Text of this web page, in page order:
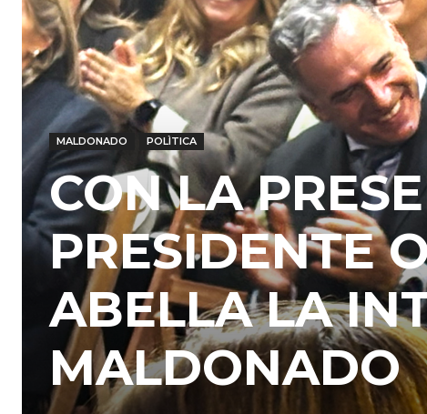
MALDONADO POLÌTICA
CON LA
PRESIDENTE
ABELLA LA
MALDONADO